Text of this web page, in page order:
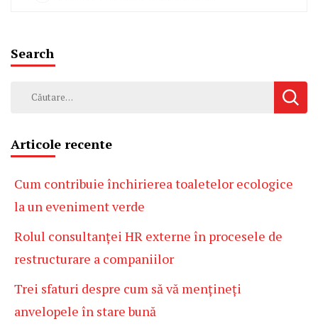
Search
Caută
Articole recente
Cum contribuie închirierea toaletelor ecologice
la un eveniment verde
Rolul consultanței HR externe în procesele de
restructurare a companiilor
Trei sfaturi despre cum să vă mențineți
anvelopele în stare bună